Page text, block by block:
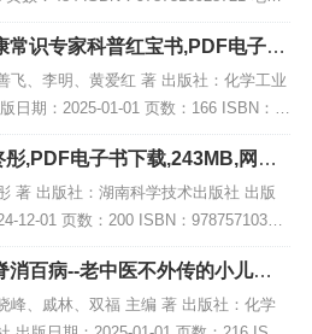
[高清扫描版PDF格式] 内容简介 本
常识专家科普红宝书,PDF电子书
飞、李明、黄爱红 著 出版社：化学工业
日期：2025-01-01 页数：166 ISBN：9
电子书大小：230MB [高清扫描版P
彤,PDF电子书下载,243MB,网盘
著 出版社：湖南科学技术出版社 出版
12-01 页数：200 ISBN：97875710321
小：243MB [高清扫描版PDF格式] 内容
消百病--老中医不外传的小儿保
版),PDF下载
峰、戚林、双福 主编 著 出版社：化学